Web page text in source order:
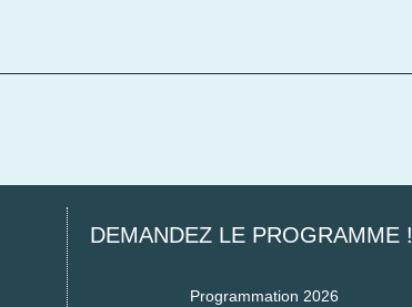
DEMANDEZ LE PROGRAMME !
Programmation 2026